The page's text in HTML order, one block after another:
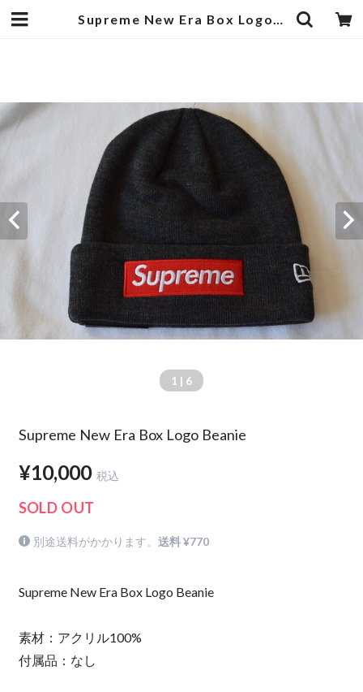
Supreme New Era Box Logo Beanie | goodbadstore
1 | 6
Supreme New Era Box Logo Beanie
¥10,000 税込
SOLD OUT
別途送料がかかります。送料 ¥770
Supreme New Era Box Logo Beanie
素材：アクリル100%
付属品：なし